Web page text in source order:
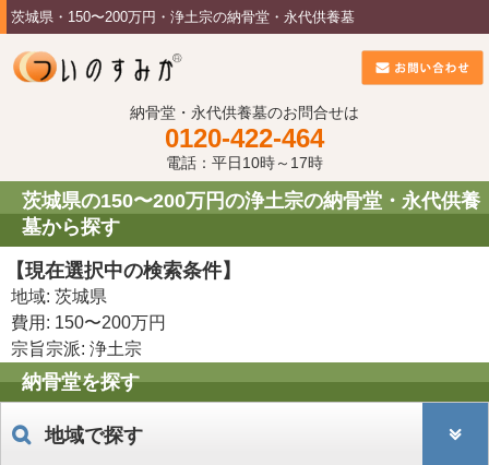
茨城県・150〜200万円・浄土宗の納骨堂・永代供養墓
納骨堂・永代供養墓のお問合せは
0120-422-464
電話：平日10時～17時
茨城県の150〜200万円の浄土宗の納骨堂・永代供養
墓から探す
【現在選択中の検索条件】
地域: 茨城県
費用: 150〜200万円
宗旨宗派: 浄土宗
納骨堂を探す
地域で探す